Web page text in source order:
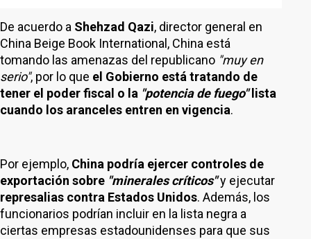
De acuerdo a Shehzad Qazi, director general en
China Beige Book International, China está
tomando las amenazas del republicano "muy en
serio", por lo que el Gobierno está tratando de
tener el poder fiscal o la "potencia de fuego"lista
cuando los aranceles entren en vigencia.
Por ejemplo, China podría ejercer controles de
exportación sobre "minerales críticos"y ejecutar
represalias contra Estados Unidos. Además, los
funcionarios podrían incluir en la lista negra a
ciertas empresas estadounidenses para que sus